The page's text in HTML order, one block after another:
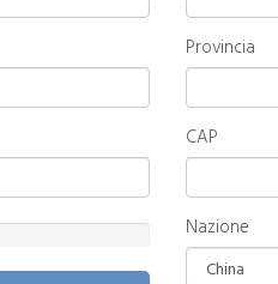
Provincia
CAP
Nazione